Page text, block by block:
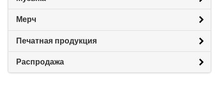
Мерч
Печатная продукция
Распродажа